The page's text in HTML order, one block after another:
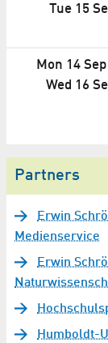
Tue 15
Mon 14 Sep
Wed 16
Partners
Erwin
Medienservice
Erwin
Humboldt-